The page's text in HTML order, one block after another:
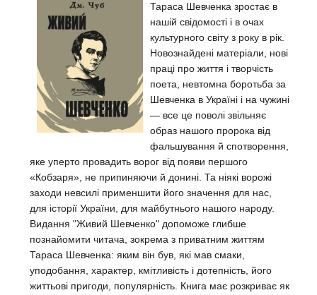
Тараса Шевченка зростає в
нашій свідомості і в очах
культурного світу з року в рік.
Новознайдені матеріали, нові
праці про життя і творчість
поета, невтомна боротьба за
Шевченка в Україні і на чужині
— все це поволі звільняє
образ нашого пророка від
фальшування й спотворення,
яке уперто провадить ворог від появи першого
«Кобзаря», не припиняючи й донині. Та ніякі ворожі
заходи невсилі применшити його значення для нас,
для історії України, для майбутнього нашого народу.
Видання "Живий Шевченко" допоможе глибше
познайомити читача, зокрема з приватним життям
Тараса Шевченка: яким він був, які мав смаки,
уподобання, характер, кмітливість і дотепність, його
життьові пригоди, популярність. Книга має розкриває як